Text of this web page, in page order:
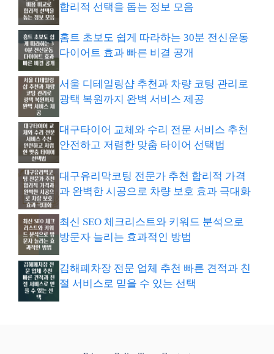
합리적 선택을 돕는 정보 모음
홈트 초보도 쉽게 따라하는 30분 전신운동
다이어트 효과 빠른 비결 공개
서울 디테일링샵 추천과 차량 코팅 관리로
광택 복원까지 완벽 서비스 제공
대구타이어 교체와 수리 전문 서비스 추천
안전하고 저렴한 맞춤 타이어 선택법
대구유리막코팅 전문가 추천 합리적 가격
과 완벽한 시공으로 차량 보호 효과 극대화
최신 SEO 체크리스트와 키워드 분석으로
방문자 늘리는 효과적인 방법
김해폐차장 전문 업체 추천 빠른 견적과 친
절 서비스로 믿을 수 있는 선택